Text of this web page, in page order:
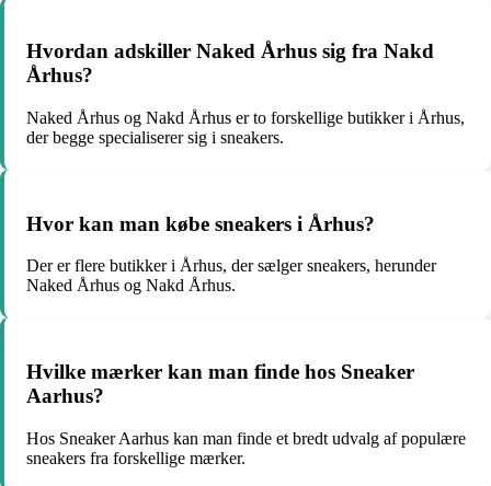
Hvordan adskiller Naked Århus sig fra Nakd
Århus?
Naked Århus og Nakd Århus er to forskellige butikker i Århus,
der begge specialiserer sig i sneakers.
Hvor kan man købe sneakers i Århus?
Der er flere butikker i Århus, der sælger sneakers, herunder
Naked Århus og Nakd Århus.
Hvilke mærker kan man finde hos Sneaker
Aarhus?
Hos Sneaker Aarhus kan man finde et bredt udvalg af populære
sneakers fra forskellige mærker.